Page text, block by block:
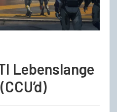
Lebenslange